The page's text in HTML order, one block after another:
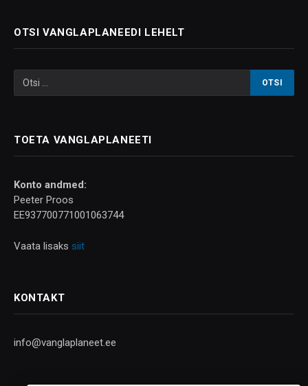
OTSI VANGLAPLANEEDI LEHELT
TOETA VANGLAPLANEETI
Konto andmed:
Peeter Proos
EE937700771001063744
Vaata lisaks siit
KONTAKT
info@vanglaplaneet.ee